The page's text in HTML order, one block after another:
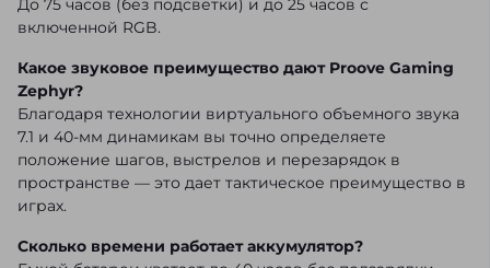
До 75 часов (без подсветки) и до 25 часов с
включенной RGB.
Какое звуковое преимущество дают Proove Gaming
Zephyr?
Благодаря технологии виртуального объемного звука
7.1 и 40-мм динамикам вы точно определяете
положение шагов, выстрелов и перезарядок в
пространстве — это дает тактическое преимущество в
играх.
Сколько времени работает аккумулятор?